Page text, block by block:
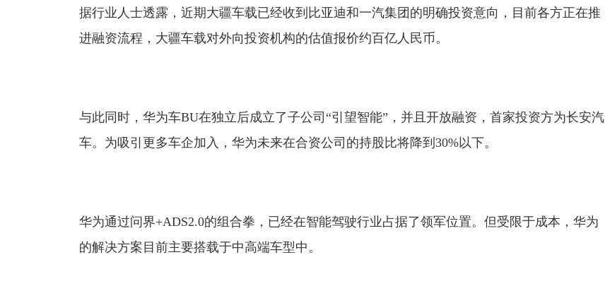
据行业人士透露，近期大疆车载已经收到比亚迪和一汽集团的明确投资意向，目前各方正在推
进融资流程，大疆车载对外向投资机构的估值报价约百亿人民币。
与此同时，华为车BU在独立后成立了子公司“引望智能”，并且开放融资，首家投资方为长安汽
车。为吸引更多车企加入，华为未来在合资公司的持股比将降到30%以下。
华为通过问界+ADS2.0的组合拳，已经在智能驾驶行业占据了领军位置。但受限于成本，华为
的解决方案目前主要搭载于中高端车型中。